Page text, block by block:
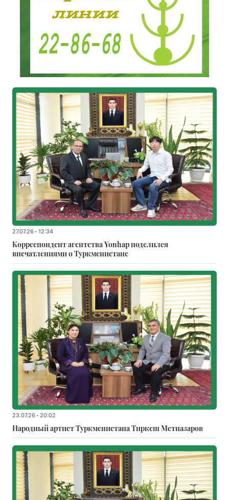
27.07.26 - 12:34
Корреспондент агентства Yonhap поделился
впечатлениями о Туркменистане
23.07.26 - 20:02
Народный артист Туркменистана Тиркеш Мeтназаров